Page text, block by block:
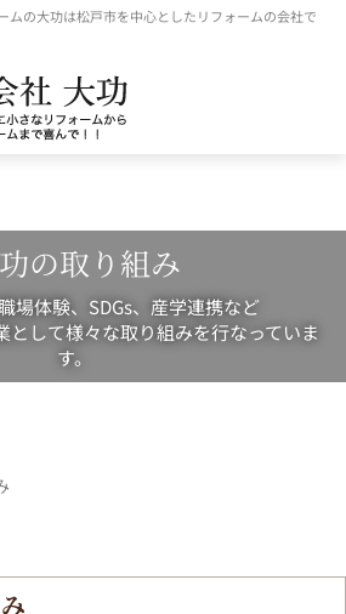
ムの大功は松戸市を中心としたリフォームの会社で
の取り組み
場体験、SDGs、産学連携など
として様々な取り組みを行なっていま
す。